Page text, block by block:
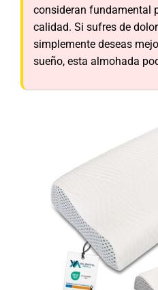
consideran fundamental
calidad. Si sufres de
simplemente deseas
sueño, esta almohada